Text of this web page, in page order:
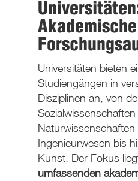
Akademische
Universitäten bieten
Studiengängen in
Disziplinen an, von
Naturwissenschaften
Ingenieurwesen bis
Kunst. Der Fokus
umfassenden